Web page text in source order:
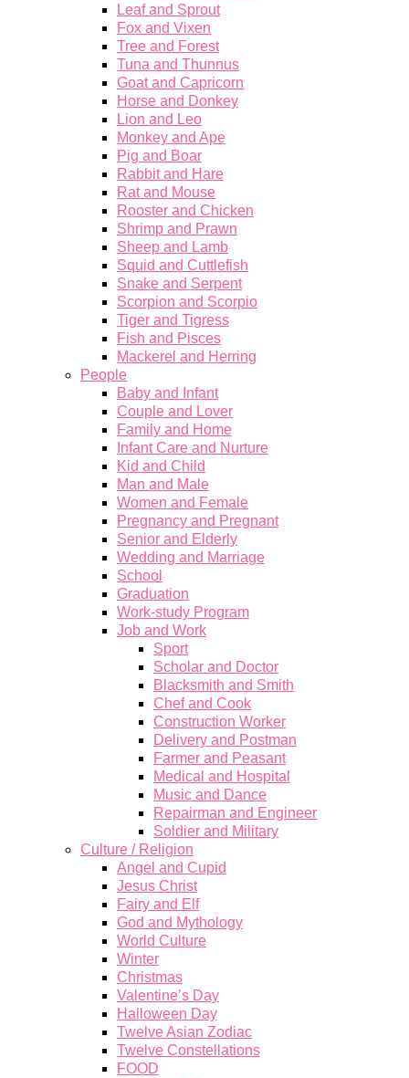
Leaf and Sprout
Fox and Vixen
Tree and Forest
Tuna and Thunnus
Goat and Capricorn
Horse and Donkey
Lion and Leo
Monkey and Ape
Pig and Boar
Rabbit and Hare
Rat and Mouse
Rooster and Chicken
Shrimp and Prawn
Sheep and Lamb
Squid and Cuttlefish
Snake and Serpent
Scorpion and Scorpio
Tiger and Tigress
Fish and Pisces
Mackerel and Herring
People
Baby and Infant
Couple and Lover
Family and Home
Infant Care and Nurture
Kid and Child
Man and Male
Women and Female
Pregnancy and Pregnant
Senior and Elderly
Wedding and Marriage
School
Graduation
Work-study Program
Job and Work
Sport
Scholar and Doctor
Blacksmith and Smith
Chef and Cook
Construction Worker
Delivery and Postman
Farmer and Peasant
Medical and Hospital
Music and Dance
Repairman and Engineer
Soldier and Military
Culture / Religion
Angel and Cupid
Jesus Christ
Fairy and Elf
God and Mythology
World Culture
Winter
Christmas
Valentine’s Day
Halloween Day
Twelve Asian Zodiac
Twelve Constellations
FOOD